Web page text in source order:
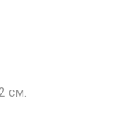
см.